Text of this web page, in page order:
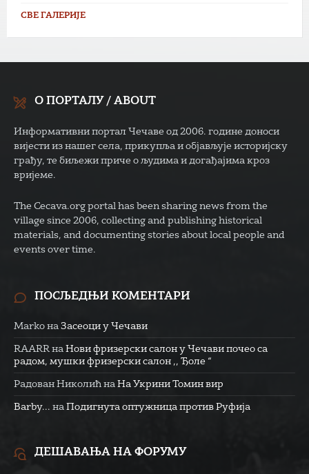
СВЕ ГАЛЕРИЈЕ
О ПОРТАЛУ / ABOUT
Информативни портал Чечаве од 2006. године доноси
вијести из нашег села, прикупља и објављује историјску
грађу, те биљежи приче о људима и догађајима кроз
вријеме.
The Cecava.org portal has been sharing news from the
village since 2006, collecting and publishing historical
materials, and documenting stories about local people and
events over time.
ПОСЉЕДЊИ КОМЕНТАРИ
Marko на Засеоци у Чечави
RAARR на Нови фризерски салон у Чечави почео са
радом, мушки фризерски салон ,, Ђоле “
Радован Николић на На Укрини Томин вир
Barby... на Подигнута оптужница против Руфија
ДЕШАВАЊА НА ФОРУМУ